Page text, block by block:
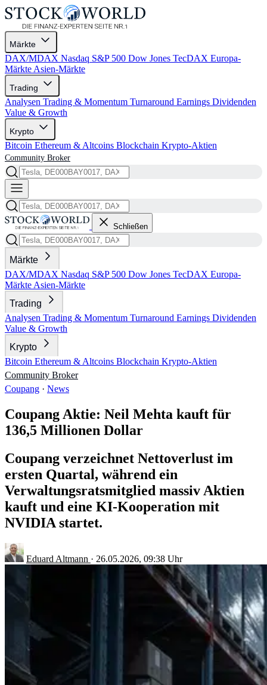
Märkte
DAX/MDAX Nasdaq S&P 500 Dow Jones TecDAX Europa-
Märkte Asien-Märkte
Trading
Analysen Trading & Momentum Turnaround Earnings Dividenden
Value & Growth
Krypto
Bitcoin Ethereum & Altcoins Blockchain Krypto-Aktien
Community Broker
Schließen
Märkte
DAX/MDAX Nasdaq S&P 500 Dow Jones TecDAX Europa-
Märkte Asien-Märkte
Trading
Analysen Trading & Momentum Turnaround Earnings Dividenden
Value & Growth
Krypto
Bitcoin Ethereum & Altcoins Blockchain Krypto-Aktien
Community Broker
Coupang · News
Coupang Aktie: Neil Mehta kauft für
136,5 Millionen Dollar
Coupang verzeichnet Nettoverlust im
ersten Quartal, während ein
Verwaltungsratsmitglied massiv Aktien
kauft und eine KI-Kooperation mit
NVIDIA startet.
Eduard Altmann · 26.05.2026, 09:38 Uhr